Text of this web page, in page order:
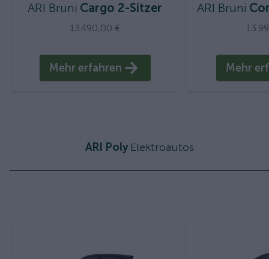
ARI Bruni Cargo 2-Sitzer
13.490,00 €
Mehr erfahren
ARI Bruni
Mehr
ARI Poly Elektroautos